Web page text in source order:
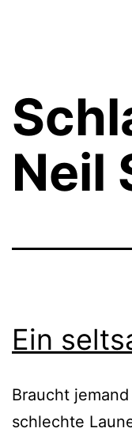
Neil
Ein
Braucht
schlechte